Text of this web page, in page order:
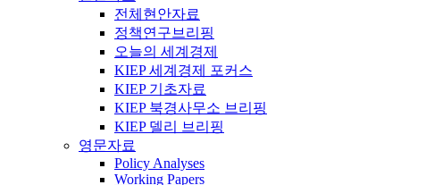
전체현안자료
정책연구브리핑
오늘의 세계경제
KIEP 세계경제 포커스
KIEP 기초자료
KIEP 북경사무소 브리핑
KIEP 델리 브리핑
영문자료
Policy Analyses
Working Papers